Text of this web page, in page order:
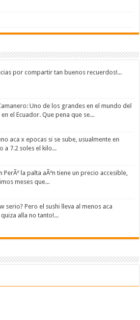
por compartir tan buenos recuerdos!...
Uno de los grandes en el mundo del
el Ecuador. Que pena que se...
aca x epocas si se sube, usualmente en
a 7.2 soles el kilo...
PerÃº la palta aÃºn tiene un precio accesible,
meses que...
serio? Pero el sushi lleva al menos aca
alla no tanto!...